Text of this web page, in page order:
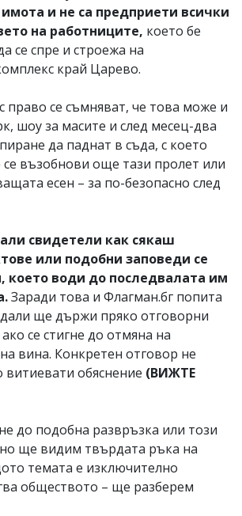
и не са предприети всички
на работниците, което бе
се спре и строежа на
край Царево.
право се съмняват, че това може и
шоу за масите и след месец-два
да паднат в съда, с което
се възобнови още тази пролет или
есен – за по-безопасно след
свидетели как сякаш
или подобни заповеди се
което води до последвалата им
Заради това и Флагман.бг попита
дали ще държи пряко отговорни
се стигне до отмяна на
вина. Конкретен отговор не
витиевати обяснение (ВИЖТЕ
до подобна развръзка или този
ще видим твърдата ръка на
темата е изключително
обществото – ще разберем